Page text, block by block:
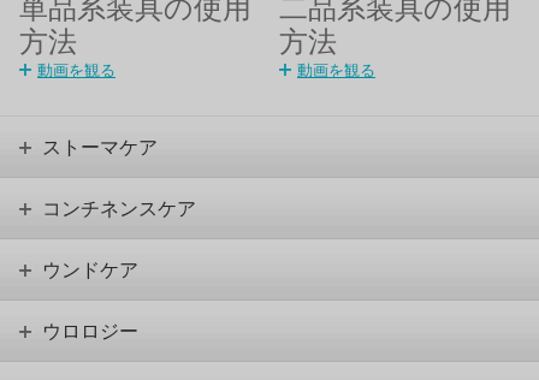
単品系装具の使用
方法
動画を観る
二品系装具の使用
方法
動画を観る
ストーマケア
コンチネンスケア
ウンドケア
ウロロジー